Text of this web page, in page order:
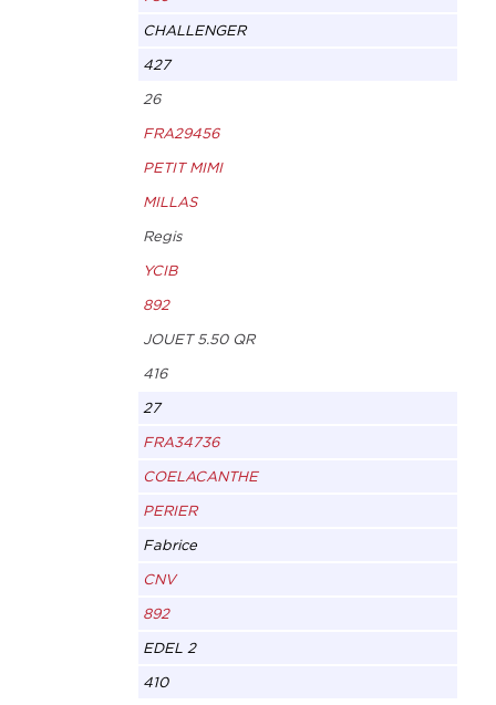
CHALLENGER
427
26
FRA29456
PETIT MIMI
MILLAS
Regis
YCIB
892
JOUET 5.50 QR
416
27
FRA34736
COELACANTHE
PERIER
Fabrice
CNV
892
EDEL 2
410